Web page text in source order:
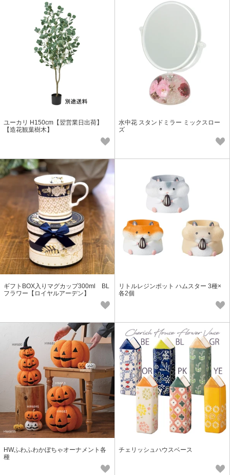
ユーカリ H150cm【翌営業日出荷】
【造花観葉樹木】
水中花 スタンドミラー ミックスロー
ズ
ギフトBOX入りマグカップ300ml BL
フラワー【ロイヤルアーデン】
リトルレジンポット ハムスター 3種×
各2個
HWふわふわかぼちゃオーナメント各
種
チェリッシュハウスベース